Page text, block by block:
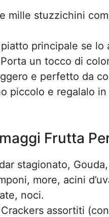
mille stuzzichini
principale se lo
un tocco di
e perfetto da
piccolo e regalalo
Frutta
stagionato,
more, acini
noci.
assortiti